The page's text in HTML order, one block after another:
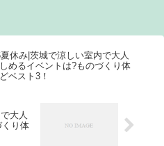
休み|茨城で涼しい室内で大人
めるイベントは?ものづくり体
ベスト3！
大人
くり体